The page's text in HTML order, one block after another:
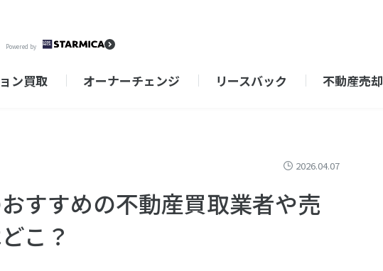
Powered by
ン買取 オーナーチェンジ リースバック 不動産売却
2026.04.07
すすめの不動産買取業者や売
こ？